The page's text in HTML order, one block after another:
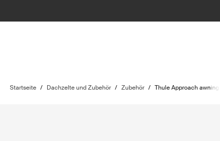
Startseite / Dachzelte und Zubehör / Zubehör / Thule Approach